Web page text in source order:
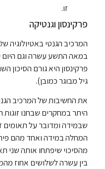
זו.
פרקינסון וגנטיקה
המרכיב הגנטי באטיולוגיה
במאה התשע עשרה וגם היום
פרקינסון היא גורם הסיכון
גיל מבוגר כמובן).
את החשיבות של המרכיב
היתר במחקרים שבחנו זוגות
שבמידה ומדובר על תאומים
המחלה במידה ואחד מהם
מהסיכוי שיפתחו אותה שני
בין עשרה לשלושים אחוז